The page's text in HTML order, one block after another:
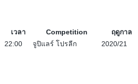
เวลา Competition
ฤดูกาล
22:00 จูปิแลร์ โปรลีก 2020/21